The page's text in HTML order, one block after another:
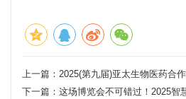
上一篇： 2025(第九届)亚太生物医药合作峰会8
下一篇： 这场博览会不可错过！2025智慧医院全